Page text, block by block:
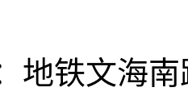
地铁文海